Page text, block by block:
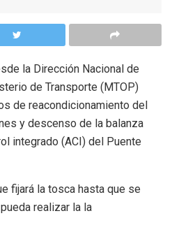
la Dirección Nacional de
de Transporte (MTOP)
de reacondicionamiento del
y descenso de la balanza
integrado (ACI) del Puente
fijará la tosca hasta que se
realizar la la